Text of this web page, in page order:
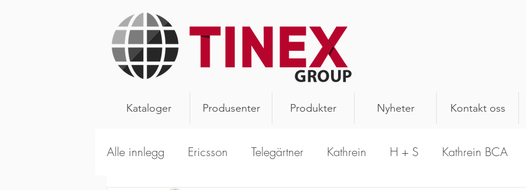
Kataloger Produsenter Produkter Nyheter Kontakt oss
Alle innlegg Ericsson Telegärtner Kathrein H + S Kathrein BCA